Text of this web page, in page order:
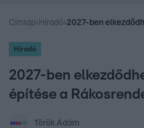
Címlap› Híradó›
Híradó
2027-ben
építése a
Török Ádám